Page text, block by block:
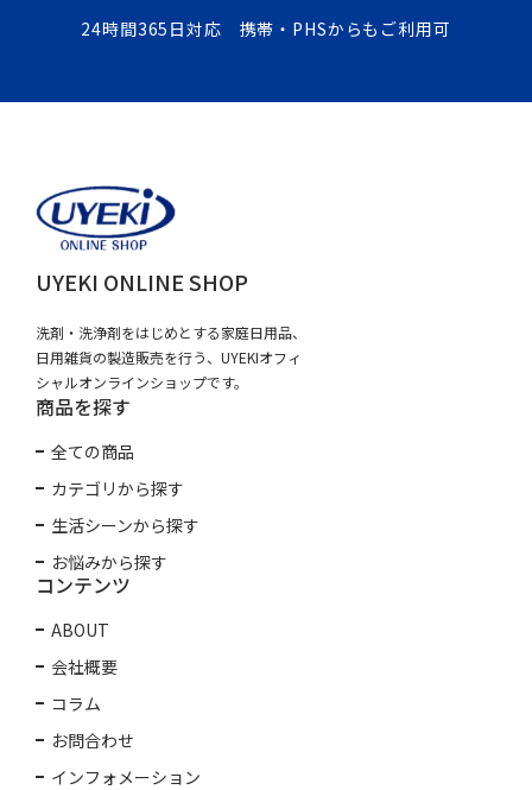
24時間365日対応 携帯・PHSからもご利用可
UYEKI ONLINE SHOP
洗剤・洗浄剤をはじめとする家庭日用品、
日用雑貨の製造販売を行う、UYEKIオフィ
シャルオンラインショップです。
商品を探す
全ての商品
カテゴリから探す
生活シーンから探す
お悩みから探す
コンテンツ
ABOUT
会社概要
コラム
お問合わせ
インフォメーション